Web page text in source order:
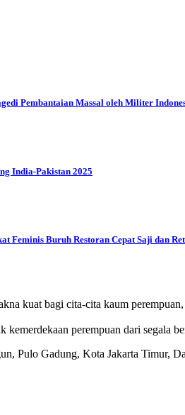
Pembantaian Massal oleh Militer
India-Pakistan 2025
Feminis Buruh Restoran Cepat Saji dan
kuat bagi cita-cita kaum
perempuan dari segala
Pulo Gadung, Kota Jakarta Timur,